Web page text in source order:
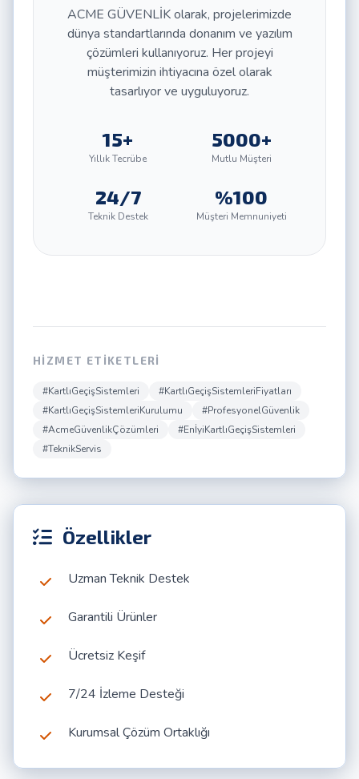
ACME GÜVENLİK olarak, projelerimizde
dünya standartlarında donanım ve yazılım
çözümleri kullanıyoruz. Her projeyi
müşterimizin ihtiyacına özel olarak
tasarlıyor ve uyguluyoruz.
15+
Yıllık Tecrübe
5000+
Mutlu Müşteri
24/7
Teknik Destek
%100
Müşteri Memnuniyeti
HIZMET ETIKETLERI
#KartlıGeçişSistemleri
#KartlıGeçişSistemleriFiyatları
#KartlıGeçişSistemleriKurulumu
#ProfesyonelGüvenlik
#AcmeGüvenlikÇözümleri
#EnİyiKartlıGeçişSistemleri
#TeknikServis
Özellikler
Uzman Teknik Destek
Garantili Ürünler
Ücretsiz Keşif
7/24 İzleme Desteği
Kurumsal Çözüm Ortaklığı